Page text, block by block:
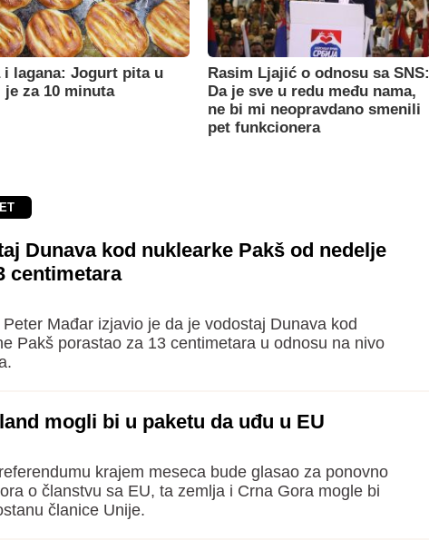
i lagana: Jogurt pita u
je za 10 minuta
Rasim Ljajić o odnosu sa SNS:
Da je sve u redu među nama,
ne bi mi neopravdano smenili
pet funkcionera
Dunava kod nuklearke Pakš od nedelje
centimetara
Mađar izjavio je da je vodostaj Dunava kod
Pakš porastao za 13 centimetara u odnosu na nivo
mogli bi u paketu da uđu u EU
krajem meseca bude glasao za ponovno
o članstvu sa EU, ta zemlja i Crna Gora mogle bi
članice Unije.